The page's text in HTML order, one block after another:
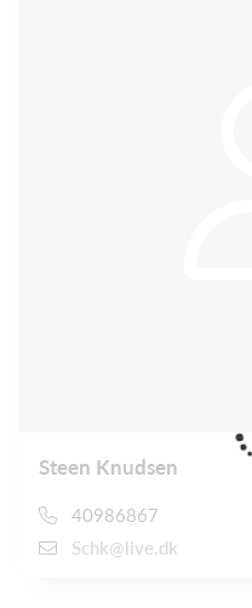
Steen Knudsen
40986867
Schk@live.dk